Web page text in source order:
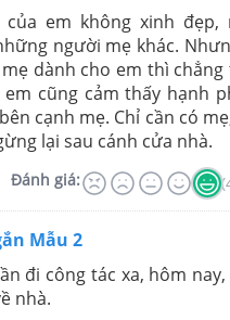
của em không xinh đẹp,
người mẹ khác.
dành cho em thì
em cũng cảm thấy hạnh
cạnh mẹ. Chỉ cần có
lại sau cánh cửa nhà.
Đánh giá:
Mẫu 2
đi công tác xa, hôm
nhà.